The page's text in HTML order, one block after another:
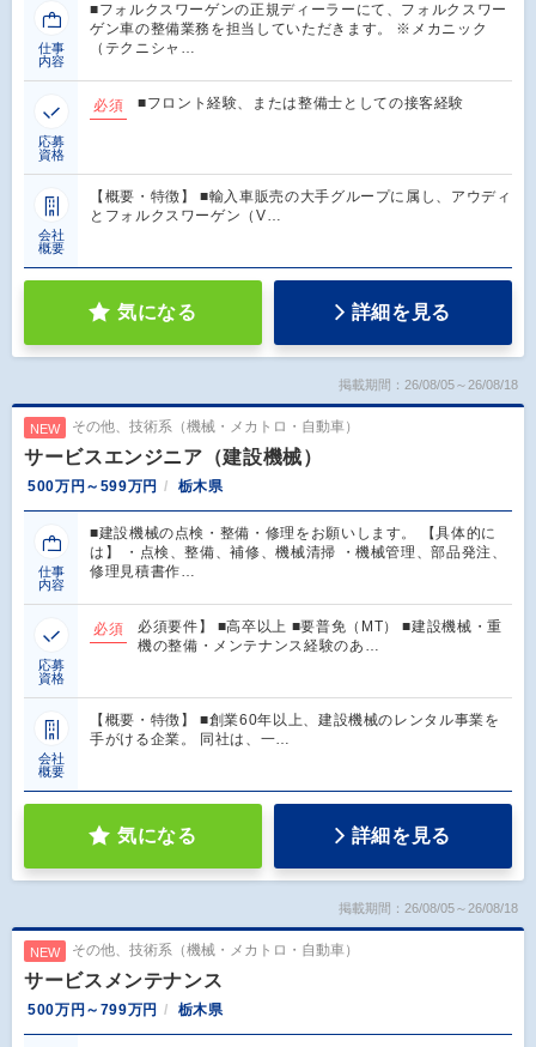
仕事
内容
■フォルクスワーゲンの正規ディーラーにて、フォルクスワー
ゲン車の整備業務を担当していただきます。 ※メカニック
（テクニシャ…
応募
資格
必須 ■フロント経験、または整備士としての接客経験
会社
概要
【概要・特徴】 ■輸入車販売の大手グループに属し、アウディ
とフォルクスワーゲン（V…
気になる 詳細を見る
掲載期間：26/08/05～26/08/18
NEW その他、技術系（機械・メカトロ・自動車）
サービスエンジニア（建設機械）
500万円～599万円 栃木県
仕事
内容
■建設機械の点検・整備・修理をお願いします。 【具体的に
は】 ・点検、整備、補修、機械清掃 ・機械管理、部品発注、
修理見積書作…
応募
資格
必須
必須要件】 ■高卒以上 ■要普免（MT） ■建設機械・重
機の整備・メンテナンス経験のあ…
会社
概要
【概要・特徴】 ■創業60年以上、建設機械のレンタル事業を
手がける企業。 同社は、一…
気になる 詳細を見る
掲載期間：26/08/05～26/08/18
NEW その他、技術系（機械・メカトロ・自動車）
サービスメンテナンス
500万円～799万円 栃木県